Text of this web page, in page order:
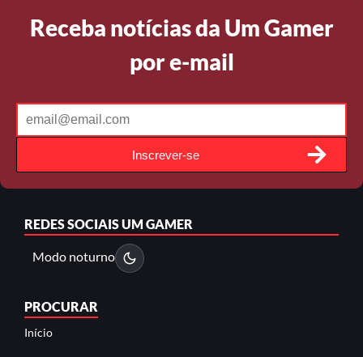
Receba notícias da Um Gamer
por e-mail
Inscrever-se
REDES SOCIAISUM GAMER
Modo noturno
PROCURAR
Início